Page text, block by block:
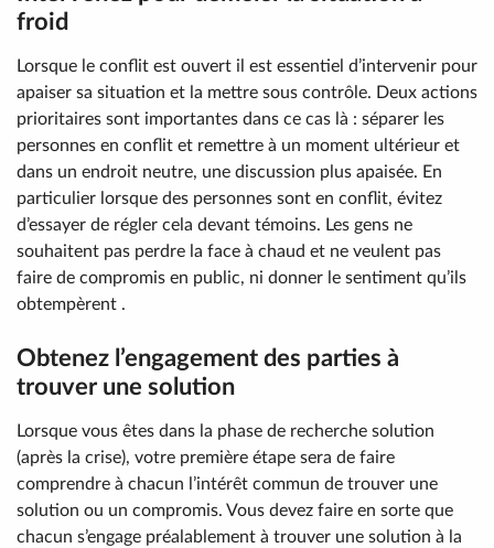
froid
Lorsque le conflit est ouvert il est essentiel d’intervenir pour
apaiser sa situation et la mettre sous contrôle. Deux actions
prioritaires sont importantes dans ce cas là : séparer les
personnes en conflit et remettre à un moment ultérieur et
dans un endroit neutre, une discussion plus apaisée. En
particulier lorsque des personnes sont en conflit, évitez
d’essayer de régler cela devant témoins. Les gens ne
souhaitent pas perdre la face à chaud et ne veulent pas
faire de compromis en public, ni donner le sentiment qu’ils
obtempèrent .
Obtenez l’engagement des parties à
trouver une solution
Lorsque vous êtes dans la phase de recherche solution
(après la crise), votre première étape sera de faire
comprendre à chacun l’intérêt commun de trouver une
solution ou un compromis. Vous devez faire en sorte que
chacun s’engage préalablement à trouver une solution à la